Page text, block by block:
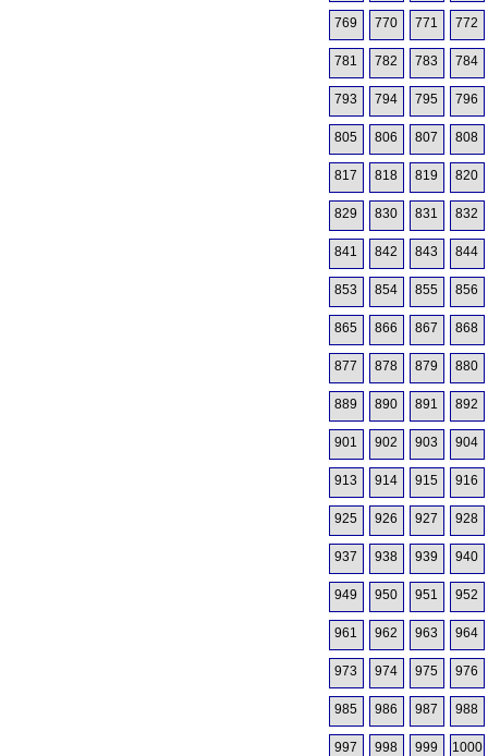
769 770 771 772
781 782 783 784
793 794 795 796
805 806 807 808
817 818 819 820
829 830 831 832
841 842 843 844
853 854 855 856
865 866 867 868
877 878 879 880
889 890 891 892
901 902 903 904
913 914 915 916
925 926 927 928
937 938 939 940
949 950 951 952
961 962 963 964
973 974 975 976
985 986 987 988
997 998 999 1000